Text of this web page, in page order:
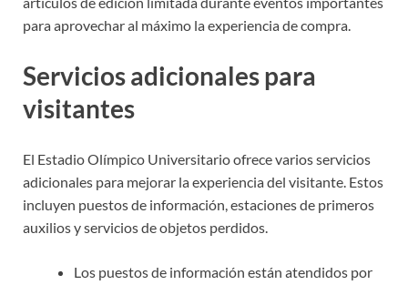
para aprovechar al máximo la experiencia de compra.
Servicios adicionales para
visitantes
El Estadio Olímpico Universitario ofrece varios servicios
adicionales para mejorar la experiencia del visitante. Estos
incluyen puestos de información, estaciones de primeros
auxilios y servicios de objetos perdidos.
Los puestos de información están atendidos por